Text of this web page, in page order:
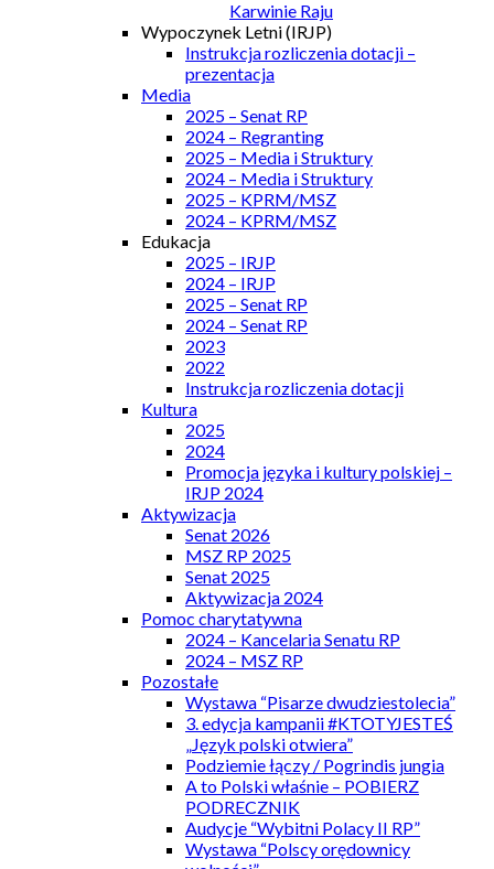
Karwinie Raju
Wypoczynek Letni (IRJP)
Instrukcja rozliczenia dotacji –
prezentacja
Media
2025 – Senat RP
2024 – Regranting
2025 – Media i Struktury
2024 – Media i Struktury
2025 – KPRM/MSZ
2024 – KPRM/MSZ
Edukacja
2025 – IRJP
2024 – IRJP
2025 – Senat RP
2024 – Senat RP
2023
2022
Instrukcja rozliczenia dotacji
Kultura
2025
2024
Promocja języka i kultury polskiej –
IRJP 2024
Aktywizacja
Senat 2026
MSZ RP 2025
Senat 2025
Aktywizacja 2024
Pomoc charytatywna
2024 – Kancelaria Senatu RP
2024 – MSZ RP
Pozostałe
Wystawa “Pisarze dwudziestolecia”
3. edycja kampanii #KTOTYJESTEŚ
„Język polski otwiera”
Podziemie łączy / Pogrindis jungia
A to Polski właśnie – POBIERZ
PODRECZNIK
Audycje “Wybitni Polacy II RP”
Wystawa “Polscy orędownicy